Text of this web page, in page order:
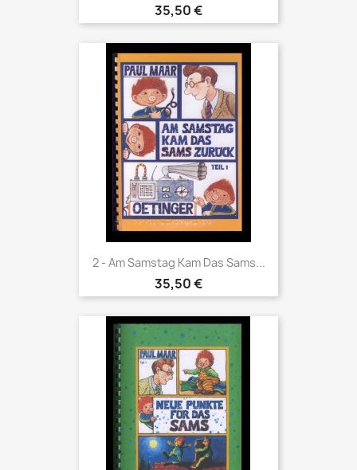
35,50 €
2 - Am Samstag Kam Das Sams...
35,50 €